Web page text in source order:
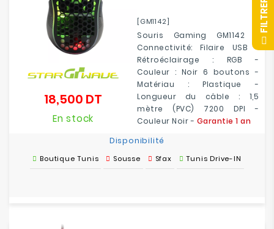
[GM1142]
Souris Gaming GM1142 -
Connectivité: Filaire USB -
Rétroéclairage : RGB -
Couleur : Noir 6 boutons -
Matériau : Plastique -
Longueur du câble : 1,5
mètre (PVC) 7200 DPI -
Couleur Noir - Garantie 1 an
18,500 DT
En stock
Disponibilité
Boutique Tunis Sousse Sfax Tunis Drive-IN
R